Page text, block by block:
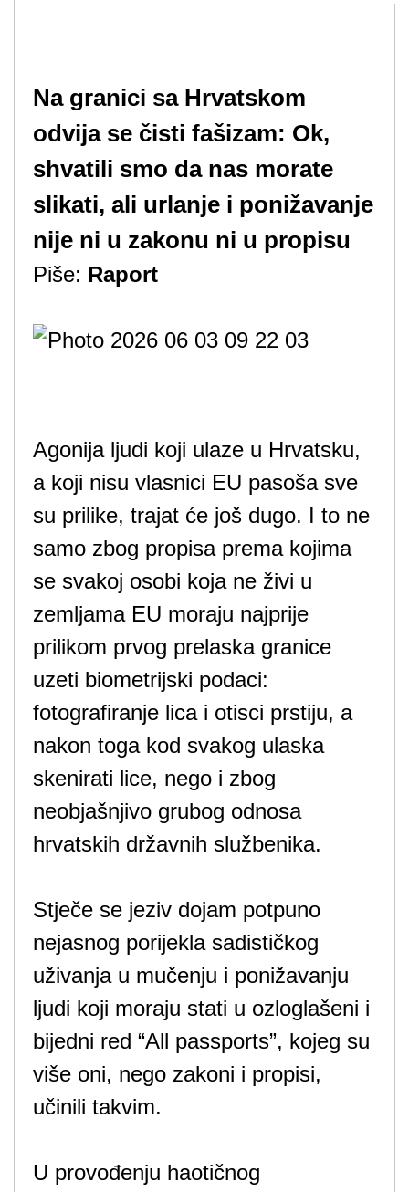
Na granici sa Hrvatskom
odvija se čisti fašizam: Ok,
shvatili smo da nas morate
slikati, ali urlanje i ponižavanje
nije ni u zakonu ni u propisu
Piše: Raport
Agonija ljudi koji ulaze u Hrvatsku,
a koji nisu vlasnici EU pasoša sve
su prilike, trajat će još dugo. I to ne
samo zbog propisa prema kojima
se svakoj osobi koja ne živi u
zemljama EU moraju najprije
prilikom prvog prelaska granice
uzeti biometrijski podaci:
fotografiranje lica i otisci prstiju, a
nakon toga kod svakog ulaska
skenirati lice, nego i zbog
neobjašnjivo grubog odnosa
hrvatskih državnih službenika.
Stječe se jeziv dojam potpuno
nejasnog porijekla sadističkog
uživanja u mučenju i ponižavanju
ljudi koji moraju stati u ozloglašeni i
bijedni red “All passports”, kojeg su
više oni, nego zakoni i propisi,
učinili takvim.
U provođenju haotičnog